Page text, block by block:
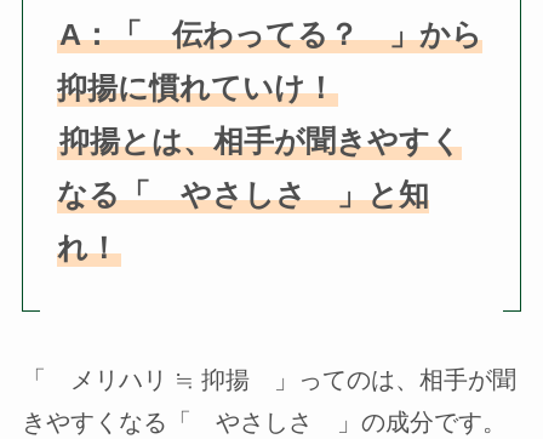
A：「 伝わってる？ 」から
抑揚に慣れていけ！
抑揚とは、相手が聞きやすく
なる「 やさしさ 」と知
れ！
「 メリハリ ≒ 抑揚 」ってのは、相手が聞
きやすくなる「 やさしさ 」の成分です。